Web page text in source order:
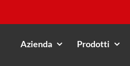
Azienda Prodotti